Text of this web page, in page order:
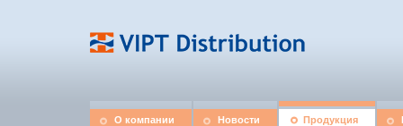
О компании Новости Продукция